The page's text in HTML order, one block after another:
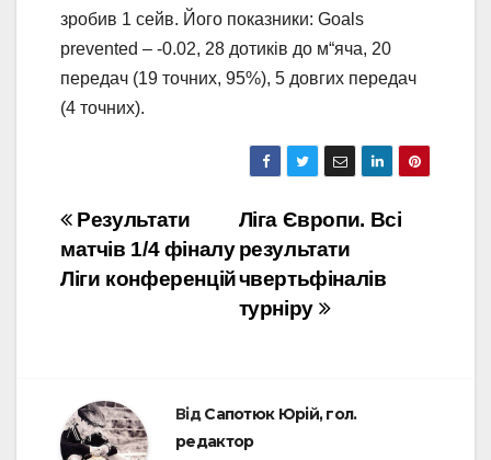
зробив 1 сейв. Його показники: Goals
prevented – -0.02, 28 дотиків до м“яча, 20
передач (19 точних, 95%), 5 довгих передач
(4 точних).
Навігація
записів
Ліга Європи. Всі
результати
чвертьфіналів
турніру
Результати
матчів 1/4 фіналу
Ліги конференцій
ВідСапотюк Юрій, гол.
редактор